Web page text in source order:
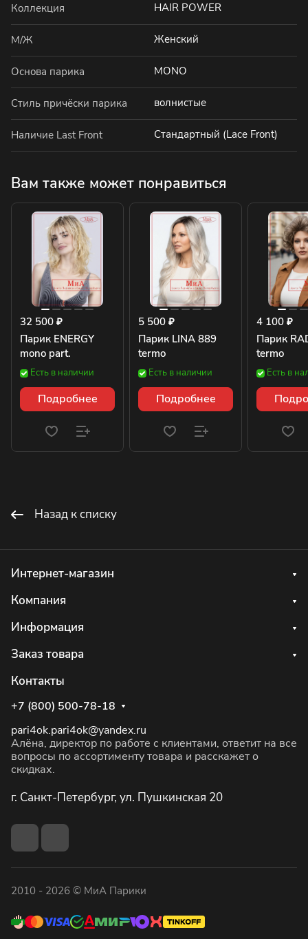
Коллекция HAIR POWER
М/Ж Женский
Основа парика MONO
Стиль причёски парика волнистые
Наличие Last Front Стандартный (Lace Front)
Вам также может понравиться
32 500 ₽
Парик ENERGY
mono part.
Есть в наличии
Подробнее
5 500 ₽
Парик LINA 889
termo
Есть в наличии
Подробнее
4 100 ₽
Парик
termo
Есть в
Назад к списку
Интернет-магазин
Компания
Информация
Заказ товара
Контакты
+7 (800) 500-78-18
pari4ok.pari4ok@yandex.ru
Алёна, директор по работе с клиентами, ответит на все
вопросы по ассортименту товара и расскажет о
скидках.
г. Санкт-Петербург, ул. Пушкинская 20
2010 - 2026 © МиА Парики